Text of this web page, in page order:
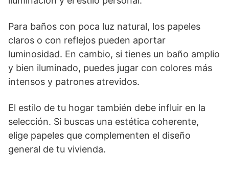
Para baños con poca luz natural, los papeles
claros o con reflejos pueden aportar
luminosidad. En cambio, si tienes un baño amplio
y bien iluminado, puedes jugar con colores más
intensos y patrones atrevidos.
El estilo de tu hogar también debe influir en la
selección. Si buscas una estética coherente,
elige papeles que complementen el diseño
general de tu vivienda.